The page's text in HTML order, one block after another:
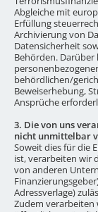
Abgleiche mit
Erfüllung
Archivierung von
Datensicherheit
Behörden.
behördlichen/
Beweiserhebung,
Ansprüche
3. Die von uns
nicht unmittelbar
Soweit dies für die
ist, verarbeiten wir
von anderen
Adressverlage)
Zudem verarbeiten